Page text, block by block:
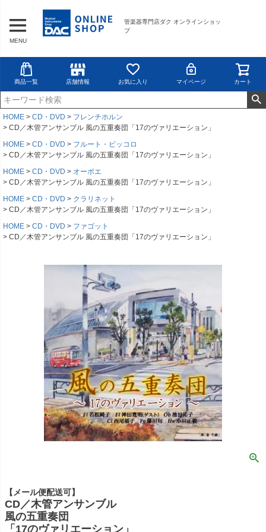
管楽器専門店ダク オンラインショッ
プ
MENU
商品一覧 店舗情報 お気に入り マイページ カート
HOME CD・DVD
フレンチホルン
CD／木管アンサンブル 風の五重奏団「17のヴァリエーション」
HOME
CD・DVD
フルート・ピッコロ
CD／木管アンサンブル 風の五重奏団「17のヴァリエーション」
HOME
CD・DVD
オーボエ
CD／木管アンサンブル 風の五重奏団「17のヴァリエーション」
HOME
CD・DVD
クラリネット
CD／木管アンサンブル 風の五重奏団「17のヴァリエーション」
HOME
CD・DVD
ファゴット
CD／木管アンサンブル 風の五重奏団「17のヴァリエーション」
【メール便配送可】
CD／木管アンサンブル
風の五重奏団
「17のヴァリエーション」